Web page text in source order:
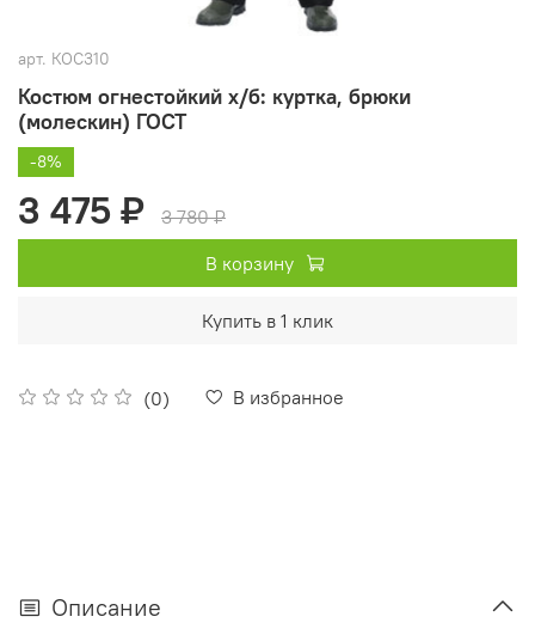
арт. КОС310
Костюм огнестойкий х/б: куртка, брюки
(молескин) ГОСТ
(0) В избранное
-8%
3 475 ₽
3 780 ₽
В корзину
Купить в 1 клик
Описание